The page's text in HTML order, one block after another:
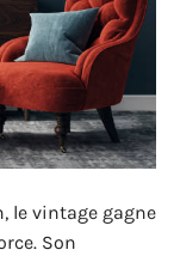
le vintage gagne
Son